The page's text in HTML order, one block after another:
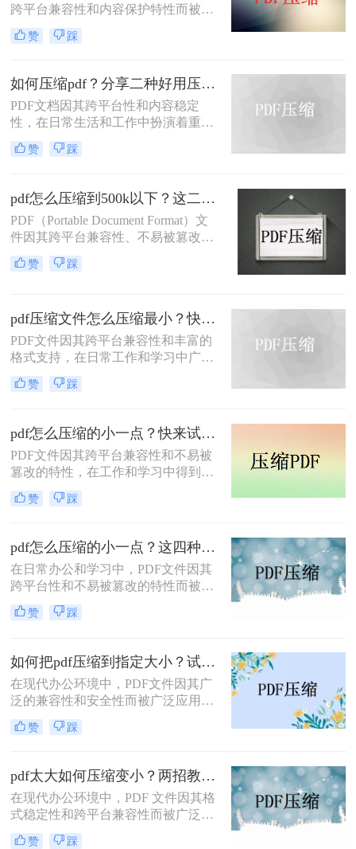
跨平台兼容性和内容保护特性而被广
泛使用。然而，当 PDF 文件中包含大
量高分辨率图片、内嵌字体或复杂图
不仅占用存储空间，还经常因超过邮
箱附件限制或上传耗时过长而影响办
公效率。那么PDF 文档怎么压缩小一
点呢？本文从压缩效果、操作难度、
处理速度、隐私安全四个维度，对比
五种主流压缩方案，帮助您根据实际
赞 踩
如何压缩pdf？分享二种好用压缩方法！
PDF文档因其跨平台性和内容稳定
性，在日常生活和工作中扮演着重要
角色。然而，有时PDF文件过大，会
影响传输速度或占用过多存储空间。
压缩PDF的方法。
赞 踩
pdf怎么压缩到500k以下？这二种压缩方法你可以轻松学会！
PDF（Portable Document Format）文
件因其跨平台兼容性、不易被篡改的
特性以及保持文档格式一致性的能
力，在日常办公和文件分享中得到了
上传、发送或存储。那么pdf怎么压缩
到500k以下呢？本文将介绍两种将
PDF文件压缩到500K以下的方法。
赞 踩
pdf压缩文件怎么压缩最小？快来试着使用这三种压缩方法！
PDF文件因其跨平台兼容性和丰富的
格式支持，在日常工作和学习中广泛
应用。然而，有时我们需要将PDF文
件压缩到最小，以便更高效地存储和
呢？本文将介绍三种实用的PDF压缩
方法。
赞 踩
pdf怎么压缩的小一点？快来试试这4种压缩方法！
PDF文件因其跨平台兼容性和不易被
篡改的特性，在工作和学习中得到了
广泛应用。然而，PDF文件有时体积
过大，不便于存储和传输。那么pdf怎
有效的PDF压缩方法。
赞 踩
pdf怎么压缩的小一点？这四种压缩方法了解一下
在日常办公和学习中，PDF文件因其
跨平台性和不易被篡改的特性而被广
泛使用。然而，有时PDF文件过大，
会给传输和存储带来不便。那么pdf怎
将PDF压缩得更小的方法。
赞 踩
如何把pdf压缩到指定大小？试试这4种压缩方法！
在现代办公环境中，PDF文件因其广
泛的兼容性和安全性而被广泛应用。
然而，当这些文件过大时，会带来传
输不便、占用过多存储空间等问题。
变得尤为重要。本文将详细介绍四种
常用的方法，帮助您轻松应对这一挑
战。
赞 踩
pdf太大如何压缩变小？两招教你轻松压缩！
在现代办公环境中，PDF 文件因其格
式稳定性和跨平台兼容性而被广泛使
用。然而，当这些文件变得过大时，
赞 踩